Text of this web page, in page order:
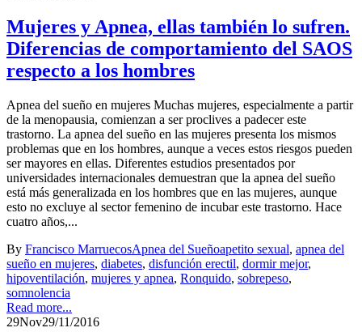
Mujeres y Apnea, ellas también lo sufren.
Diferencias de comportamiento del SAOS
respecto a los hombres
Apnea del sueño en mujeres Muchas mujeres, especialmente a partir
de la menopausia, comienzan a ser proclives a padecer este
trastorno. La apnea del sueño en las mujeres presenta los mismos
problemas que en los hombres, aunque a veces estos riesgos pueden
ser mayores en ellas. Diferentes estudios presentados por
universidades internacionales demuestran que la apnea del sueño
está más generalizada en los hombres que en las mujeres, aunque
esto no excluye al sector femenino de incubar este trastorno. Hace
cuatro años,...
By Francisco MarruecosApnea del Sueñoapetito sexual, apnea del
sueño en mujeres, diabetes, disfunción erectil, dormir mejor,
hipoventilación, mujeres y apnea, Ronquido, sobrepeso,
somnolencia
Read more...
29Nov29/11/2016